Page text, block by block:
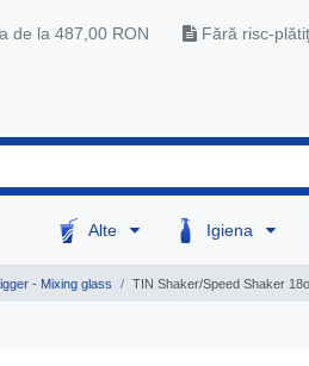
de la 487,00 RON Fără risc-
Alte Igiena
- Mixing glass TIN Shaker/Speed Shaker